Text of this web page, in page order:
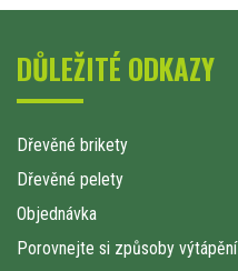
DŮLEŽITÉ ODKAZY
Dřevěné brikety
Dřevěné pelety
Objednávka
Porovnejte si způsoby výtápění